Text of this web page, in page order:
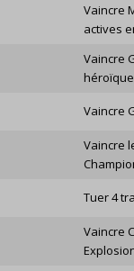
Vaincre
actives
Vaincre
Vaincre
Vaincre
Tuer 4
Vaincre